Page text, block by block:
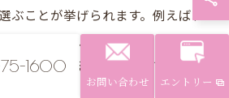
ぶことが挙げられます。例えば、
医師会では、地域の実情を踏まえ
を行っているため、初めての相談
1600
お問い合わせ エントリー